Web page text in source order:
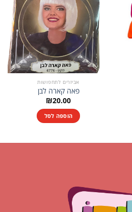
אביזרים לתחפושות
פאה קארה לבן
₪20.00
הוספה לסל